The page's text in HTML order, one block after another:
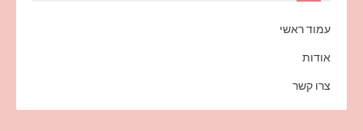
עמוד ראשי
אודות
צרו קשר